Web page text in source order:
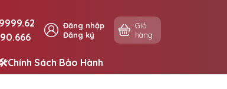
Đăng nhập
Đăng ký
Giỏ
hàng
Sách Bảo Hành